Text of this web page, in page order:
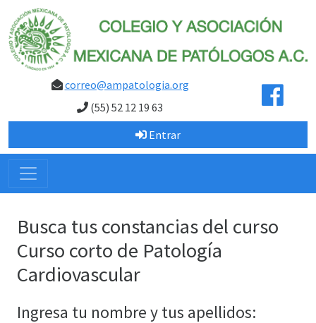
correo@ampatologia.org
(55) 52 12 19 63
Entrar
Busca tus constancias del curso
Curso corto de Patología
Cardiovascular
Ingresa tu nombre y tus apellidos: